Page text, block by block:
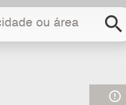
search
error_outline